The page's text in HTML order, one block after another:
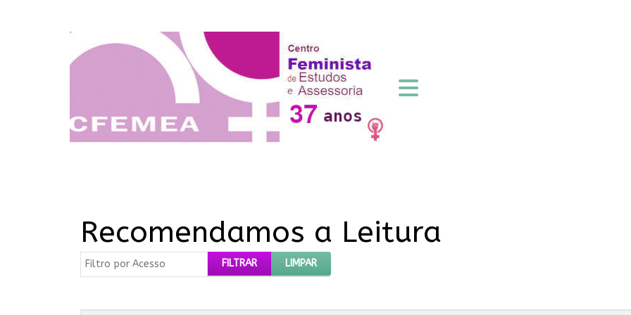
Recomendamos a Leitura
Filtro por Acesso FILTRAR LIMPAR